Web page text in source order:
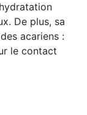
De plus, sa
acariens :
le contact